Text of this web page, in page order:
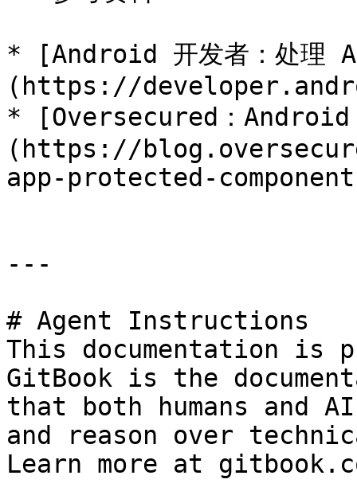
* [Android 开发者：处理
(https://
* [Oversecured：Android
(https://
app-protected-
---
# Agent Instructions
This documentation is
GitBook is the
that both humans and
and reason over
Learn more at